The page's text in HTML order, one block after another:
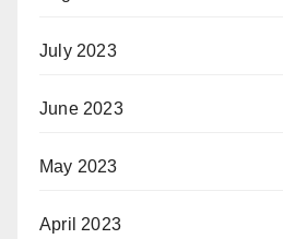
July 2023
June 2023
May 2023
April 2023